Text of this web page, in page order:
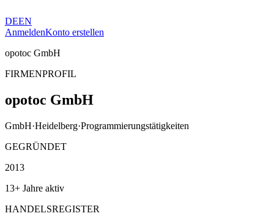
DEEN
AnmeldenKonto erstellen
opotoc GmbH
FIRMENPROFIL
opotoc GmbH
GmbH·Heidelberg·Programmierungstätigkeiten
GEGRÜNDET
2013
13+ Jahre aktiv
HANDELSREGISTER